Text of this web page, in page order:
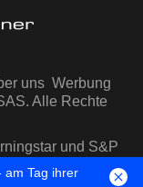
uns Werbung
Alle Rechte
und S&P
am Tag ihrer